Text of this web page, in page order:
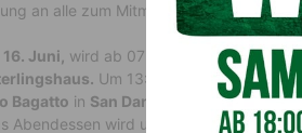
an alle zum Mitmachen.
Juni, wird ab 07:00 Uhr
Um 13:00 Uhr stehen eine
Bagatto in San Daniele
auf dem
Abendessen wird um 19:00 Uhr